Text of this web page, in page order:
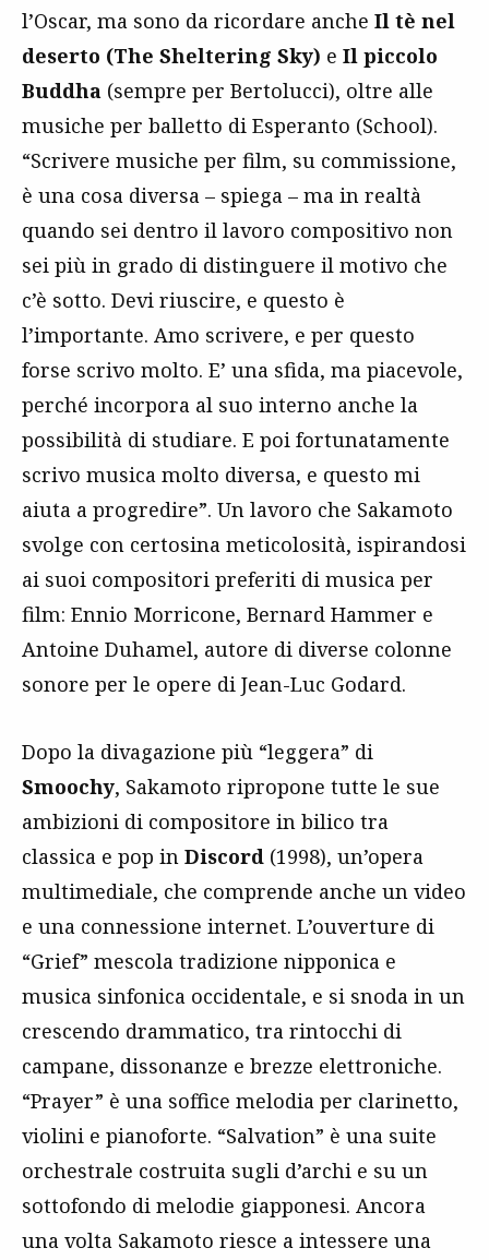
l’Oscar, ma sono da ricordare anche Il tè nel
deserto (The Sheltering Sky) e Il piccolo
Buddha (sempre per Bertolucci), oltre alle
musiche per balletto di Esperanto (School).
“Scrivere musiche per film, su commissione,
è una cosa diversa – spiega – ma in realtà
quando sei dentro il lavoro compositivo non
sei più in grado di distinguere il motivo che
c’è sotto. Devi riuscire, e questo è
l’importante. Amo scrivere, e per questo
forse scrivo molto. E’ una sfida, ma piacevole,
perché incorpora al suo interno anche la
possibilità di studiare. E poi fortunatamente
scrivo musica molto diversa, e questo mi
aiuta a progredire”. Un lavoro che Sakamoto
svolge con certosina meticolosità, ispirandosi
ai suoi compositori preferiti di musica per
film: Ennio Morricone, Bernard Hammer e
Antoine Duhamel, autore di diverse colonne
sonore per le opere di Jean-Luc Godard.
Dopo la divagazione più “leggera” di
Smoochy, Sakamoto ripropone tutte le sue
ambizioni di compositore in bilico tra
classica e pop in Discord (1998), un’opera
multimediale, che comprende anche un video
e una connessione internet. L’ouverture di
“Grief” mescola tradizione nipponica e
musica sinfonica occidentale, e si snoda in un
crescendo drammatico, tra rintocchi di
campane, dissonanze e brezze elettroniche.
“Prayer” è una soffice melodia per clarinetto,
violini e pianoforte. “Salvation” è una suite
orchestrale costruita sugli d’archi e su un
sottofondo di melodie giapponesi. Ancora
una volta Sakamoto riesce a intessere una